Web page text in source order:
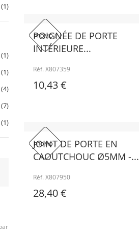
(1)
(1)
(1)
(4)
(7)
(1)
PROMO !
POIGNÉE DE PORTE
INTÉRIEURE...
Réf. X807359
10,43 €
PROMO !
JOINT DE PORTE EN
CAOUTCHOUC Ø5MM -...
Réf. X807950
28,40 €